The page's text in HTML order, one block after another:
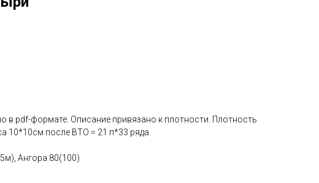
в pdf-формате. Описание привязано к плотности. Плотность
10*10см после ВТО = 21 п*33 ряда.
Ангора 80(100)